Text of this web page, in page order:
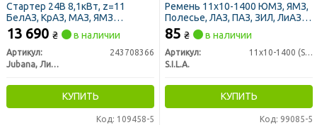
Стартер 24В 8,1кВт, z=11
БелАЗ, КрАЗ, МАЗ, ЯМЗ
редукторный (пр-во Юбана)
13 690 ₴ в наличии
Артикул:
243708366
Jubana, Литва
КУПИТЬ
Код: 109458-5
Ремень 11х10-1400 ЮМЗ, ЯМЗ,
Полесье, ЛАЗ, ПАЗ, ЗИЛ, ЛиАЗ,
МАЗ, ГАЗ 66-1308019 (пр-во
S.I.L.A. AC)
85 ₴ в наличии
Артикул:
11х10-1400 (SPA1400)
S.I.L.A.
КУПИТЬ
Код: 99085-5